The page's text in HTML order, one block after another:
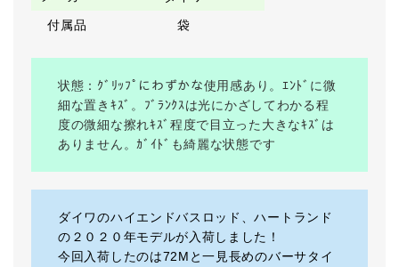
付属品
袋
状態：ｸﾞﾘｯﾌﾟにわずかな使用感あり。ｴﾝﾄﾞに微
細な置きｷｽﾞ。ﾌﾞﾗﾝｸｽは光にかざしてわかる程
度の微細な擦れｷｽﾞ程度で目立った大きなｷｽﾞは
ありません。ｶﾞｲﾄﾞも綺麗な状態です
ダイワのハイエンドバスロッド、ハートランド
の２０２０年モデルが入荷しました！
今回入荷したのは72Mと一見長めのバーサタイ